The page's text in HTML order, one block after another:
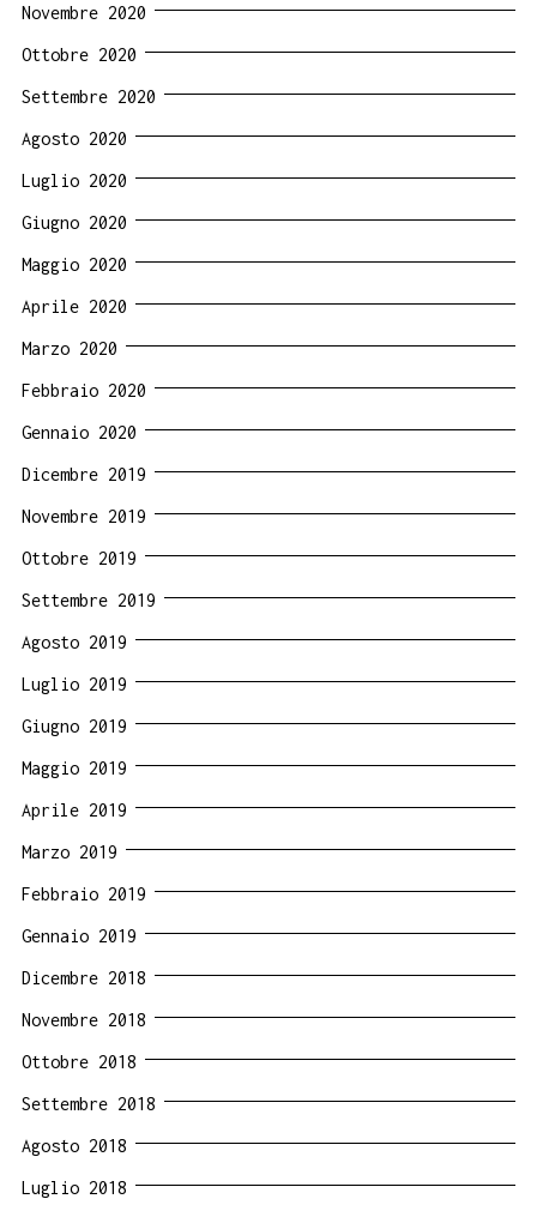
Novembre 2020
Ottobre 2020
Settembre 2020
Agosto 2020
Luglio 2020
Giugno 2020
Maggio 2020
Aprile 2020
Marzo 2020
Febbraio 2020
Gennaio 2020
Dicembre 2019
Novembre 2019
Ottobre 2019
Settembre 2019
Agosto 2019
Luglio 2019
Giugno 2019
Maggio 2019
Aprile 2019
Marzo 2019
Febbraio 2019
Gennaio 2019
Dicembre 2018
Novembre 2018
Ottobre 2018
Settembre 2018
Agosto 2018
Luglio 2018